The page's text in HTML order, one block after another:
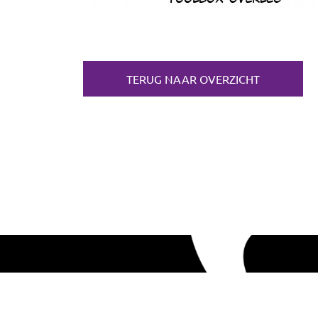
TERUG NAAR OVERZICHT